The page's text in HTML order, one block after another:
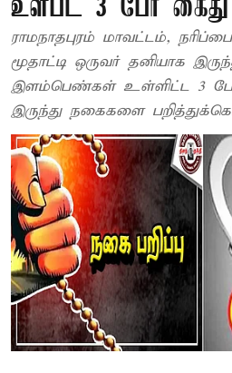
உள்பட 3 பேர் கைது
ராமநாதபுரம் மாவட்டம்,
மூதாட்டி ஒருவர் தனியாக
இளம்பெண்கள் உள்ளிட்ட 3 பேர்
இருந்து நகைகளை